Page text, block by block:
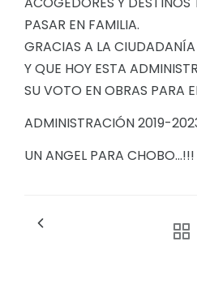
Procesos de
Ejecución
Obras y proyectos
PASAR EN FAMILIA.
GRACIAS A LA
Y QUE HOY ESTA
SU VOTO EN OBRAS PARA
ADMINISTRACIÓN 2019-
UN ANGEL PARA CHOBO...!!!